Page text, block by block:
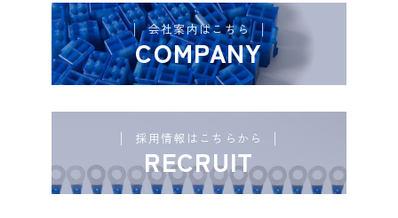
会社案内はこちら
COMPANY
採用情報はこちらから
RECRUIT